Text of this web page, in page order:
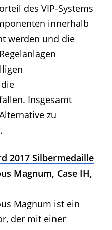
des VIP-Systems
innerhalb
werden und die
Insgesamt
zu
2017 Silbermedaille
Magnum, Case IH,
Magnum ist ein
der mit einer